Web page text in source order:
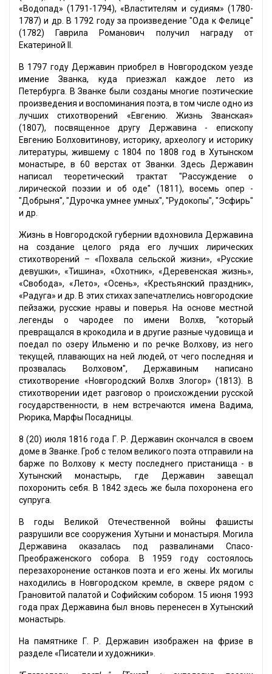
«Водопад» (1791-1794), «Властителям и судиям» (1780-
1787) и др. В 1792 году за произведение "Ода к Фелице"
(1782) Гаврила Романович получил награду от
Екатериной II.
В 1797 году Державин приобрел в Новгородском уезде
имение Званка, куда приезжал каждое лето из
Петербурга. В Званке были созданы многие поэтические
произведения и воспоминания поэта, в том числе одно из
лучших стихотворений «Евгению. Жизнь Званская»
(1807), посвященное другу Державина - епископу
Евгению Болховитинову, историку, археологу и историку
литературы, жившему с 1804 по 1808 год в Хутынском
монастыре, в 60 верстах от Званки. Здесь Державин
написал теоретический трактат "Рассуждение о
лирической поэзии и об оде" (1811), восемь опер -
"Добрыня", "Дурочка умнее умных", "Рудокопы", "Эсфирь"
и др.
Жизнь в Новгородской губернии вдохновила Державина
на создание целого ряда его лучших лирических
стихотворений – «Похвала сельской жизни», «Русские
девушки», «Тишина», «Охотник», «Деревенская жизнь»,
«Свобода», «Лето», «Осень», «Крестьянский праздник»,
«Радуга» и др. В этих стихах запечатлелись новгородские
пейзажи, русские нравы и поверья. На основе местной
легенды о чародее по имени Волхв, "который
превращался в крокодила и в другие разные чудовища и
поедал по озеру Ильменю и по речке Волхову, из него
текущей, плавающих на ней людей, от чего последняя и
прозвалась Волховом", Державиным написано
стихотворение «Новгородский Волхв Злогор» (1813). В
стихотворении идет разговор о происхождении русской
государственности, в нем встречаются имена Вадима,
Рюрика, Марфы Посадницы.
8 (20) июля 1816 года Г. Р. Державин скончался в своем
доме в Званке. Гроб с телом великого поэта отправили на
барже по Волхову к месту последнего пристанища - в
Хутынский монастырь, где Державин завещал
похоронить себя. В 1842 здесь же была похоронена его
супруга.
В годы Великой Отечественной войны фашисты
разрушили все сооружения Хутыни и монастыря. Могила
Державина оказалась под развалинами Спасо-
Преображенского собора. В 1959 году состоялось
перезахоронение останков поэта и его жены. Их могилы
находились в Новгородском кремле, в сквере рядом с
Грановитой палатой и Софийским собором. 15 июня 1993
года прах Державина был вновь перенесен в Хутынский
монастырь.
На памятнике Г. Р. Державин изображен на фризе в
разделе «Писатели и художники».